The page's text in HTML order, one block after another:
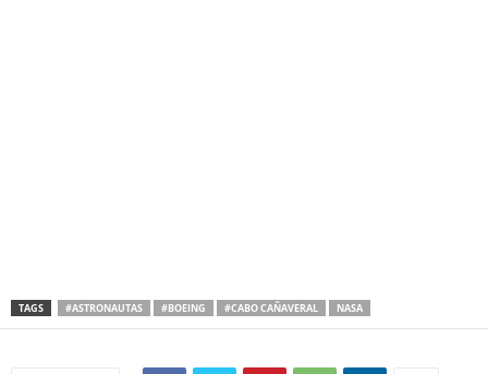
TAGS #ASTRONAUTAS #BOEING #CABO CAÑAVERAL NASA